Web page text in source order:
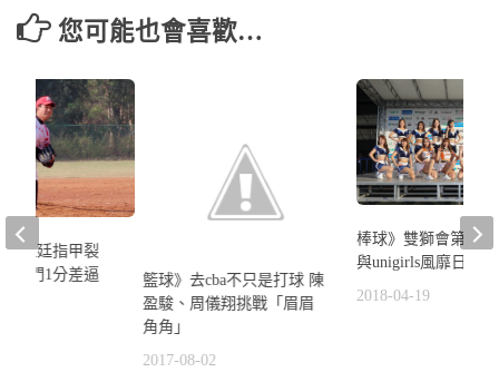
您可能也會喜歡…
籃球》去cba不只是打球 陳
盈駿、周儀翔挑戰「眉眉
角角」
2017-08-02
棒球》雙獅會第三
與unigirls風靡日本
2018-04-19
呂昱廷指甲裂
普門1分差逼